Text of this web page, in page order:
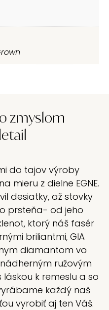
zmyslom
do tajov výroby
mieru z dielne EGNE.
desiatky, až stovky
prsteňa- od jeho
ktorý náš fasér
briliantmi, GIA
diamantom vo
ružovým
k remeslu a so
každý naš
vyrobiť aj ten Váš.